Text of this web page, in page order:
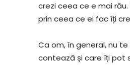
crezi ceea ce e mai
prin ceea ce ei fac îți
Ca om, în general, nu
contează și care îți pot